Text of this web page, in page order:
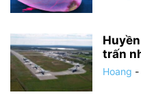
trấn
Hoang -